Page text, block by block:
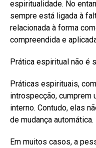
espiritualidade. No
sempre está ligada à
relacionada à forma
compreendida e
Prática espiritual não é
Práticas espirituais,
introspecção, cumprem
interno. Contudo, elas
de mudança automática.
Em muitos casos, a